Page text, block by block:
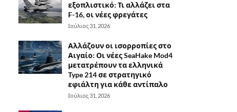
εξοπλιστικό: Τι αλλάζει στα
F-16, οι νέες φρεγάτες
Ιούλιος 31, 2026
Αλλάζουν οι ισορροπίες στο
Αιγαίο: Οι νέες SeaHake Mod4
μετατρέπουν τα ελληνικά
Type 214 σε στρατηγικό
εφιάλτη για κάθε αντίπαλο
Ιούλιος 31, 2026